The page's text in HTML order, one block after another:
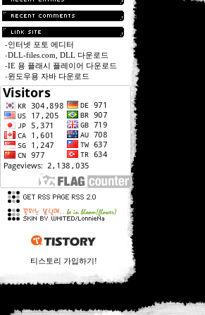
-인터넷 포토 에디터
-DLL-files.com, DLL 다운로드
-IE 용 플래시 플레이어 다운로드
-윈도우용 자바 다운로드
티스토리 가입하기!